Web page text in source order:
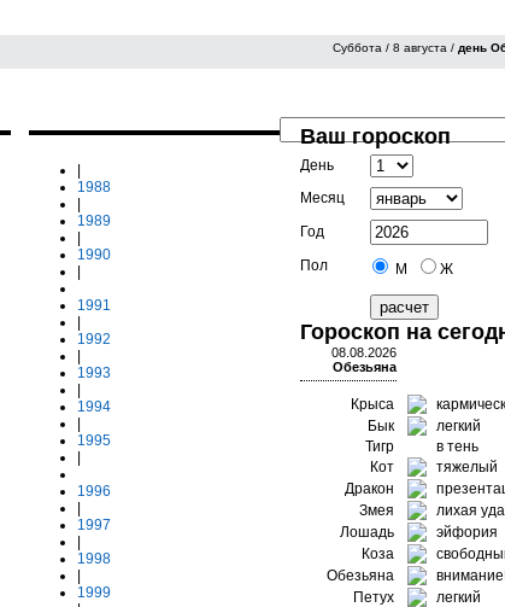
Суббота / 8 августа / день
1988
1989
1990
1991
1992
1993
1994
1995
1996
1997
1998
1999
Ваш гороскоп
День
Месяц
Год
Пол
М Ж
Гороскоп на
08.08.2026
Обезьяна
Крыса
Бык
легкий
Тигр
в тень
Кот
тяжелый
Дракон
Змея
лихая
Лошадь
эйфория
Коза
Обезьяна
Петух
легкий